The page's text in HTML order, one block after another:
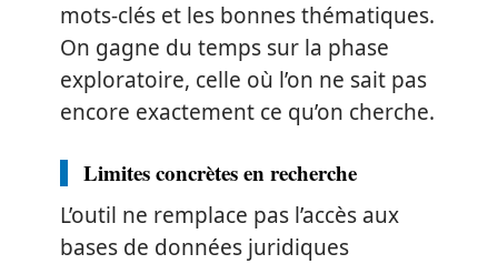
mots-clés et les bonnes thématiques.
On gagne du temps sur la phase
exploratoire, celle où l’on ne sait pas
encore exactement ce qu’on cherche.
Limites concrètes en recherche
L’outil ne remplace pas l’accès aux
bases de données juridiques